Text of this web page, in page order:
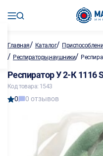
Главная/ Каталог/
/ Респираторы,наушники/
Респиратор У 2-К 1116
Код товара: 1543
0 0 отзывов